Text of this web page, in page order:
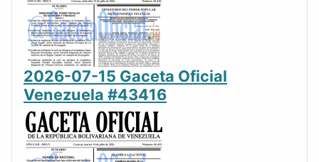
2026-07-15 Gaceta Oficial
Venezuela #43416